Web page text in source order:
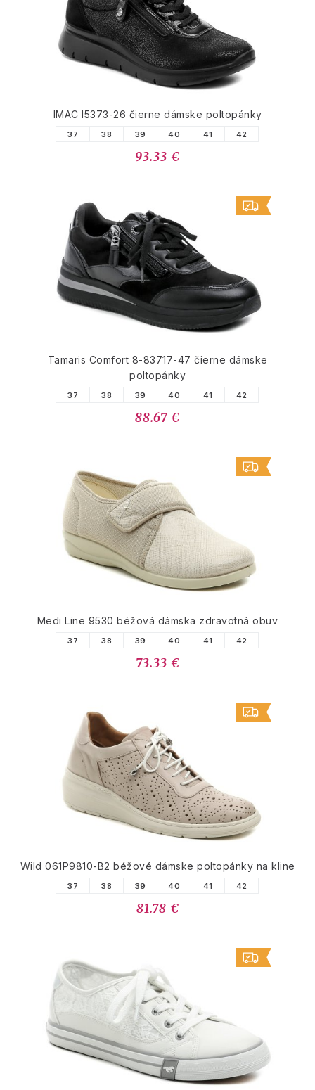
IMAC I5373-26 čierne dámske poltopánky
37 38 39 40 41 42
93.33 €
Tamaris Comfort 8-83717-47 čierne dámske
poltopánky
37 38 39 40 41 42
88.67 €
Medi Line 9530 béžová dámska zdravotná obuv
37 38 39 40 41 42
73.33 €
Wild 061P9810-B2 béžové dámske poltopánky na kline
37 38 39 40 41 42
81.78 €